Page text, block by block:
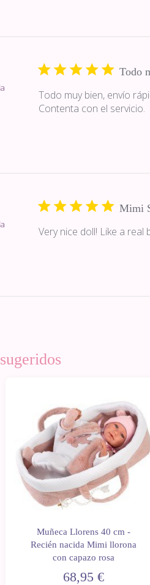
Todo
Todo muy bien, envío
Contenta con el servicio.
Mimi
Very nice doll! Like a real
Muñeca Llorens 40 cm -
Recién nacida Mimi llorona
con capazo rosa
68,95 €